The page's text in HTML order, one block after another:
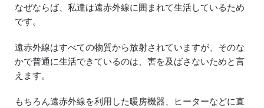
なぜならば、私達は遠赤外線に囲まれて生活しているため
です。
遠赤外線はすべての物質から放射されていますが、そのな
かで普通に生活できているのは、害を及ばさないためと言
えます。
もちろん遠赤外線を利用した暖房機器、ヒーターなどに直